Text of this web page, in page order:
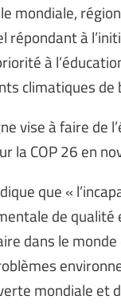
mondiale,
répondant à
à
climatiques de
vise à faire de
la COP 26 en
que «
de qualité
dans le
mondiale et